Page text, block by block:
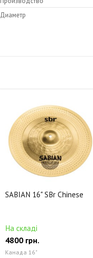
Диаметр
SABIAN 16" SBr Chinese
На складі
4800 грн.
Канада 16"